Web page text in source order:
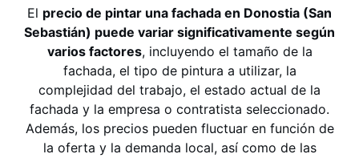
El precio de pintar una fachada en Donostia (San
Sebastián) puede variar significativamente según
varios factores, incluyendo el tamaño de la
fachada, el tipo de pintura a utilizar, la
complejidad del trabajo, el estado actual de la
fachada y la empresa o contratista seleccionado.
Además, los precios pueden fluctuar en función de
la oferta y la demanda local, así como de las